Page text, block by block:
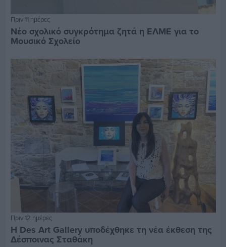
Πριν 11 ημέρες
Νέο σχολικό συγκρότημα ζητά η ΕΛΜΕ για το
Μουσικό Σχολείο
Πριν 12 ημέρες
Η Des Art Gallery υποδέχθηκε τη νέα έκθεση της
Δέσποινας Σταθάκη